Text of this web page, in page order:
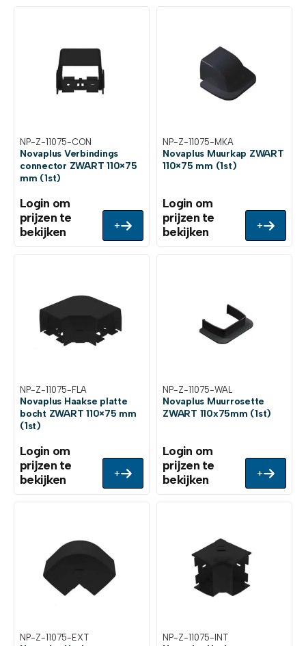
NP-Z-11075-CON
Novaplus Verbindings
connector ZWART 110×75
mm (1st)
Login om
prijzen te
bekijken
+
NP-Z-11075-MKA
Novaplus Muurkap ZWART
110×75 mm (1st)
Login om
prijzen te
bekijken
+
NP-Z-11075-FLA
Novaplus Haakse platte
bocht ZWART 110×75 mm
(1st)
Login om
prijzen te
bekijken
+
NP-Z-11075-WAL
Novaplus Muurrosette
ZWART 110x75mm (1st)
Login om
prijzen te
bekijken
+
NP-Z-11075-EXT NP-Z-11075-INT